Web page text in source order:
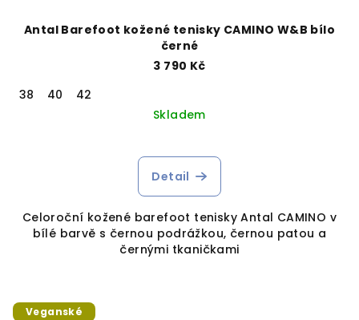
Antal Barefoot kožené tenisky CAMINO W&B bílo
černé
3 790 Kč
38
40
42
Skladem
Detail
Celoroční kožené barefoot tenisky Antal CAMINO v
bílé barvě s černou podrážkou, černou patou a
černými tkaničkami
Veganské